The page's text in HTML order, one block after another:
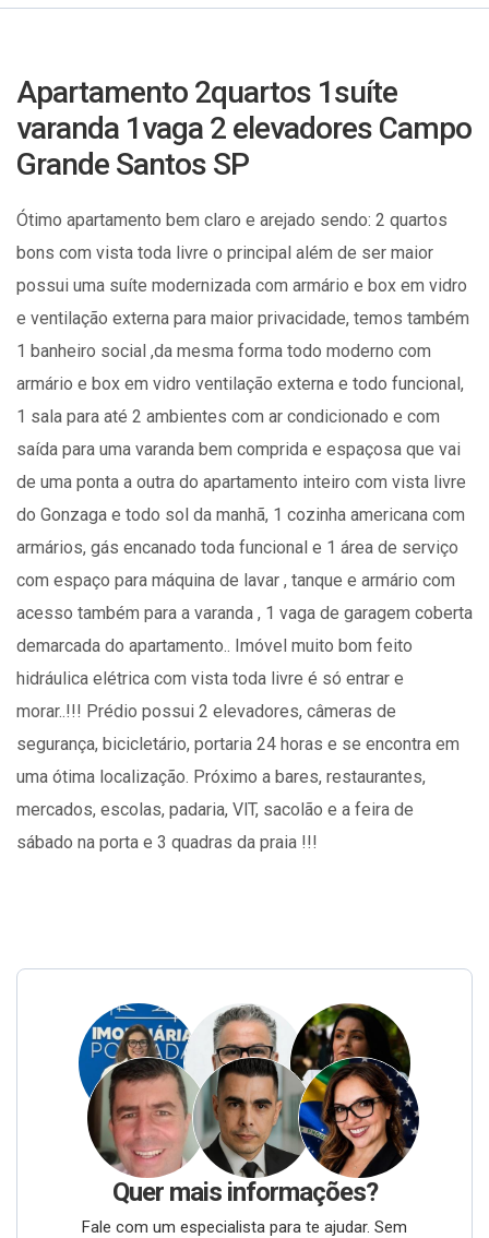
Apartamento 2quartos 1suíte
varanda 1vaga 2 elevadores Campo
Grande Santos SP
Ótimo apartamento bem claro e arejado sendo: 2 quartos
bons com vista toda livre o principal além de ser maior
possui uma suíte modernizada com armário e box em vidro
e ventilação externa para maior privacidade, temos também
1 banheiro social ,da mesma forma todo moderno com
armário e box em vidro ventilação externa e todo funcional,
1 sala para até 2 ambientes com ar condicionado e com
saída para uma varanda bem comprida e espaçosa que vai
de uma ponta a outra do apartamento inteiro com vista livre
do Gonzaga e todo sol da manhã, 1 cozinha americana com
armários, gás encanado toda funcional e 1 área de serviço
com espaço para máquina de lavar , tanque e armário com
acesso também para a varanda , 1 vaga de garagem coberta
demarcada do apartamento.. Imóvel muito bom feito
hidráulica elétrica com vista toda livre é só entrar e
morar..!!! Prédio possui 2 elevadores, câmeras de
segurança, bicicletário, portaria 24 horas e se encontra em
uma ótima localização. Próximo a bares, restaurantes,
mercados, escolas, padaria, VlT, sacolão e a feira de
sábado na porta e 3 quadras da praia !!!
Quer mais informações?
Fale com um especialista para te ajudar. Sem